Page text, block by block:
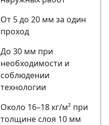
От 5 до 20 мм за один
проход
До 30 мм при
необходимости и
соблюдении
технологии
Около 16–18 кг/м² при
толщине слоя 10 мм